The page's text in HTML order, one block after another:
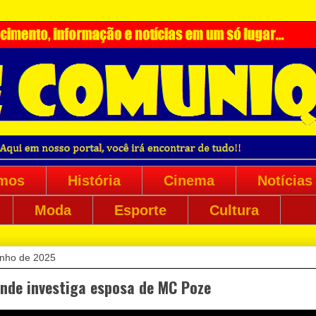
História Cinema
Notícias
Moda
Esporte Cultura
de 2025
investiga esposa de MC Poze